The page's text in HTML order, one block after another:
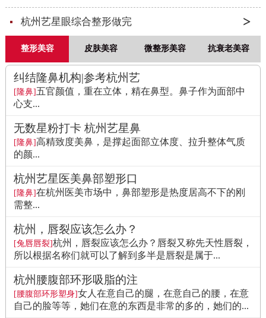
杭州艺星眼综合整形做完
整形美容 皮肤美容 微整形美容 抗衰老美容
纠结隆鼻机构|参考杭州艺
[隆鼻]五官颜值，重在立体，精在鼻型。鼻子作为面部中
心支...
无数星粉打卡 杭州艺星鼻
[隆鼻]高精致度美鼻，是撑起面部立体度、拉升整体气质
的颜...
杭州艺星医美鼻部塑形口
[隆鼻]在杭州医美市场中，鼻部塑形是热度居高不下的刚
需整...
杭州，唇裂应该怎么办？
[兔唇唇裂]杭州，唇裂应该怎么办？唇裂又称先天性唇裂，
所以根据名称们就可以了解到多半是唇裂是属于...
杭州腰腹部环形吸脂的注
[腰腹部环形塑身]女人在意自己的腿，在意自己的腰，在意
自己的脸等等，她们在意的东西是非常的多的，她们的...